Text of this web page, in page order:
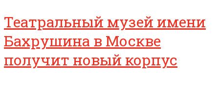
Театральный музей имени
Бахрушина в Москве
получит новый корпус